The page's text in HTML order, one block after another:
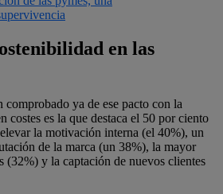
en las
comprobado ya de ese pacto con la
costes es la que destaca el 50 por ciento
la motivación interna (el 40%), un
de la marca (un 38%), la mayor
(32%) y la captación de nuevos clientes